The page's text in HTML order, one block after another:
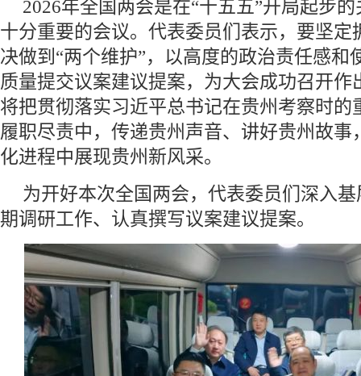
2026年全国两会是在“十五五”开局起步
十分重要的会议。代表委员们表示，要坚定
决做到“两个维护”，以高度的政治责任感和
质量提交议案建议提案，为大会成功召开作
将把贯彻落实习近平总书记在贵州考察时的
履职尽责中，传递贵州声音、讲好贵州故事
化进程中展现贵州新风采。
为开好本次全国两会，代表委员们深入
期调研工作、认真撰写议案建议提案。